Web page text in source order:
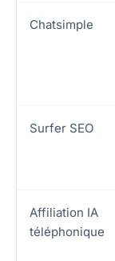
Chatsimple
Surfer SEO
Affiliation IA
téléphonique